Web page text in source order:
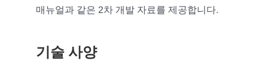
매뉴얼과 같은 2차 개발 자료를 제공합니다.
기술 사양